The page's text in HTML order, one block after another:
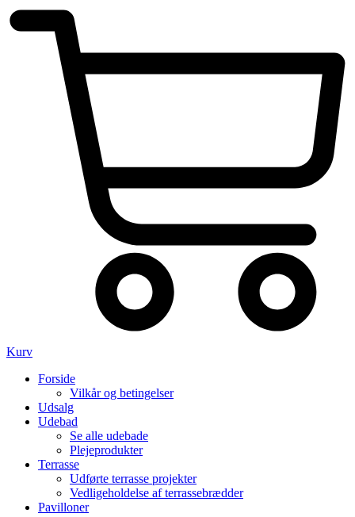
Kurv
Forside
Vilkår og betingelser
Udsalg
Udebad
Se alle udebade
Plejeprodukter
Terrasse
Udførte terrasse projekter
Vedligeholdelse af terrassebrædder
Pavilloner